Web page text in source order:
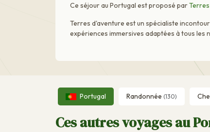
Ce séjour au Portugal est proposé par
Terres d'aventure est un spécialiste
expériences immersives adaptées à tous les
Portugal Randonnée (130)
Ces autres voyages au